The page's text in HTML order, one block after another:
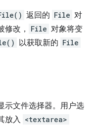
返回的 File 对
改，
File 对象将变
以获取新的 File
示文件选择器。用户选
放入 <textarea>